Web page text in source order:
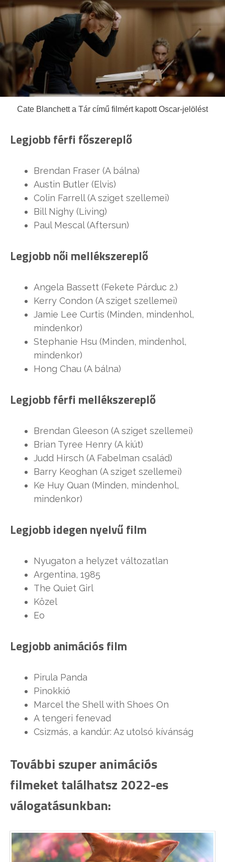
Cate Blanchett a Tár című filmért kapott Oscar-jelölést
Legjobb férfi főszereplő
Brendan Fraser (A bálna)
Austin Butler (Elvis)
Colin Farrell (A sziget szellemei)
Bill Nighy (Living)
Paul Mescal (Aftersun)
Legjobb női mellékszereplő
Angela Bassett (Fekete Párduc 2.)
Kerry Condon (A sziget szellemei)
Jamie Lee Curtis (Minden, mindenhol,
mindenkor)
Stephanie Hsu (Minden, mindenhol,
mindenkor)
Hong Chau (A bálna)
Legjobb férfi mellékszereplő
Brendan Gleeson (A sziget szellemei)
Brian Tyree Henry (A kiút)
Judd Hirsch (A Fabelman család)
Barry Keoghan (A sziget szellemei)
Ke Huy Quan (Minden, mindenhol,
mindenkor)
Legjobb idegen nyelvű film
Nyugaton a helyzet változatlan
Argentina, 1985
The Quiet Girl
Közel
Eo
Legjobb animációs film
Pirula Panda
Pinokkió
Marcel the Shell with Shoes On
A tengeri fenevad
Csizmás, a kandúr: Az utolsó kívánság
További szuper animációs
filmeket találhatsz 2022-es
válogatásunkban: